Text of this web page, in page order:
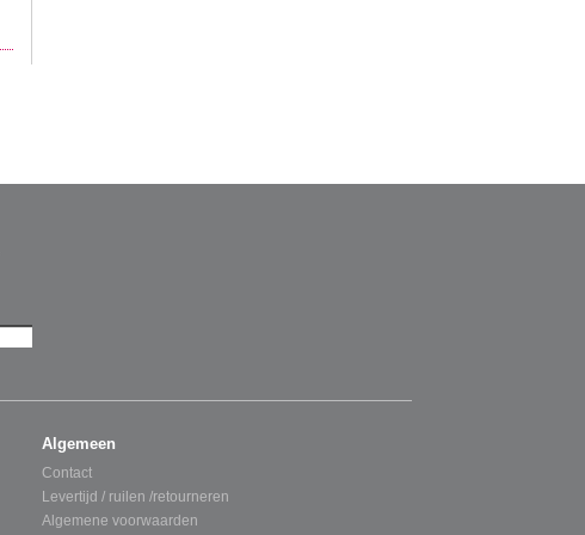
Algemeen
Contact
Levertijd / ruilen /retourneren
Algemene voorwaarden